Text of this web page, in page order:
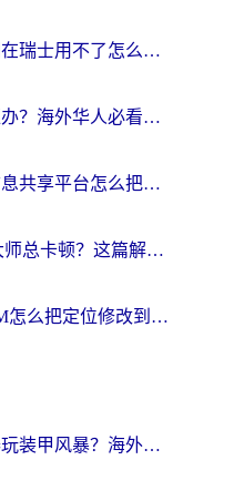
人民法院诉讼服务网在瑞士用不了怎么办？海外华人必备的回国加速指南
老挝怎么打不开鄂汇办？海外华人必看的回国加速全攻略（附欧洲杯小说流畅技巧）
在泰国用全国信用信息共享平台怎么把定位修改到中国国内？海外党解决国内服务访问难题的实用指南
在国外玩NBA篮球大师总卡顿？这篇解决你所有海外看国内内容的烦恼
在澳大利亚用荔枝FM怎么把定位修改到中国国内？海外华人必看的内容访问指南
在美国用什么加速器玩装甲风暴？海外玩家亲测有效的国服游戏加速指南